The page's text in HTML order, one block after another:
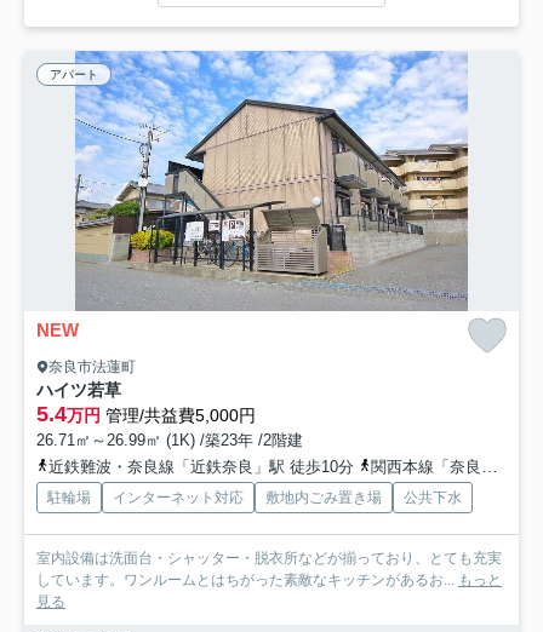
アパート
NEW
奈良市法蓮町
ハイツ若草
5.4万円 管理/共益費5,000円
26.71㎡～26.99㎡ (1K) /築23年 /2階建
近鉄難波・奈良線「近鉄奈良」駅 徒歩10分
関西本線「奈良」駅 徒歩10分
駐輪場 インターネット対応 敷地内ごみ置き場 公共下水
室内設備は洗面台・シャッター・脱衣所などが揃っており、とても充実
しています。ワンルームとはちがった素敵なキッチンがあるお... もっと
見る